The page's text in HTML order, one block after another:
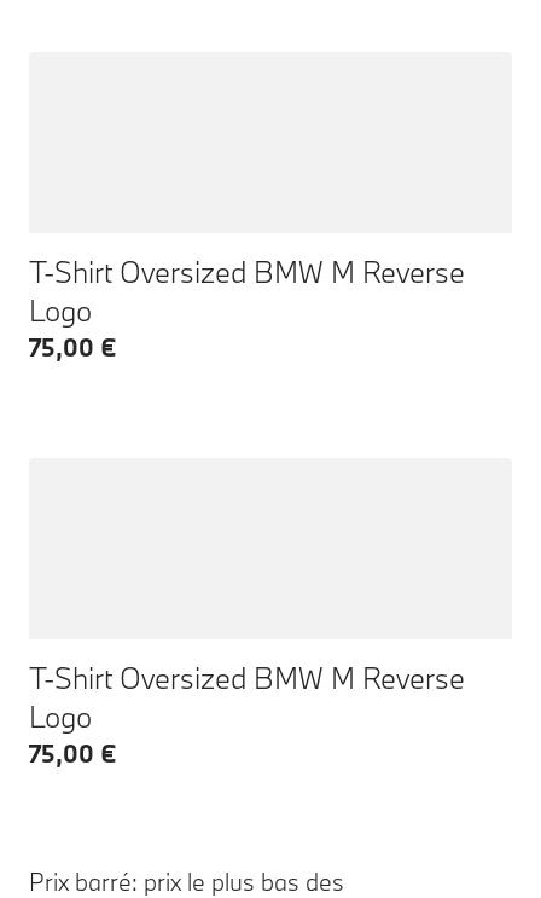
T-Shirt Oversized BMW M Reverse
Logo
75,00 €
T-Shirt Oversized BMW M Reverse
Logo
75,00 €
Prix barré: prix le plus bas des